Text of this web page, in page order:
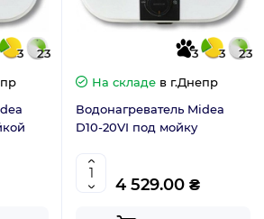
3
23
3 3
23
На складе в г.Днепр
Водонагреватель Midea
D10-20VI под мойку
4 529.00 ₴